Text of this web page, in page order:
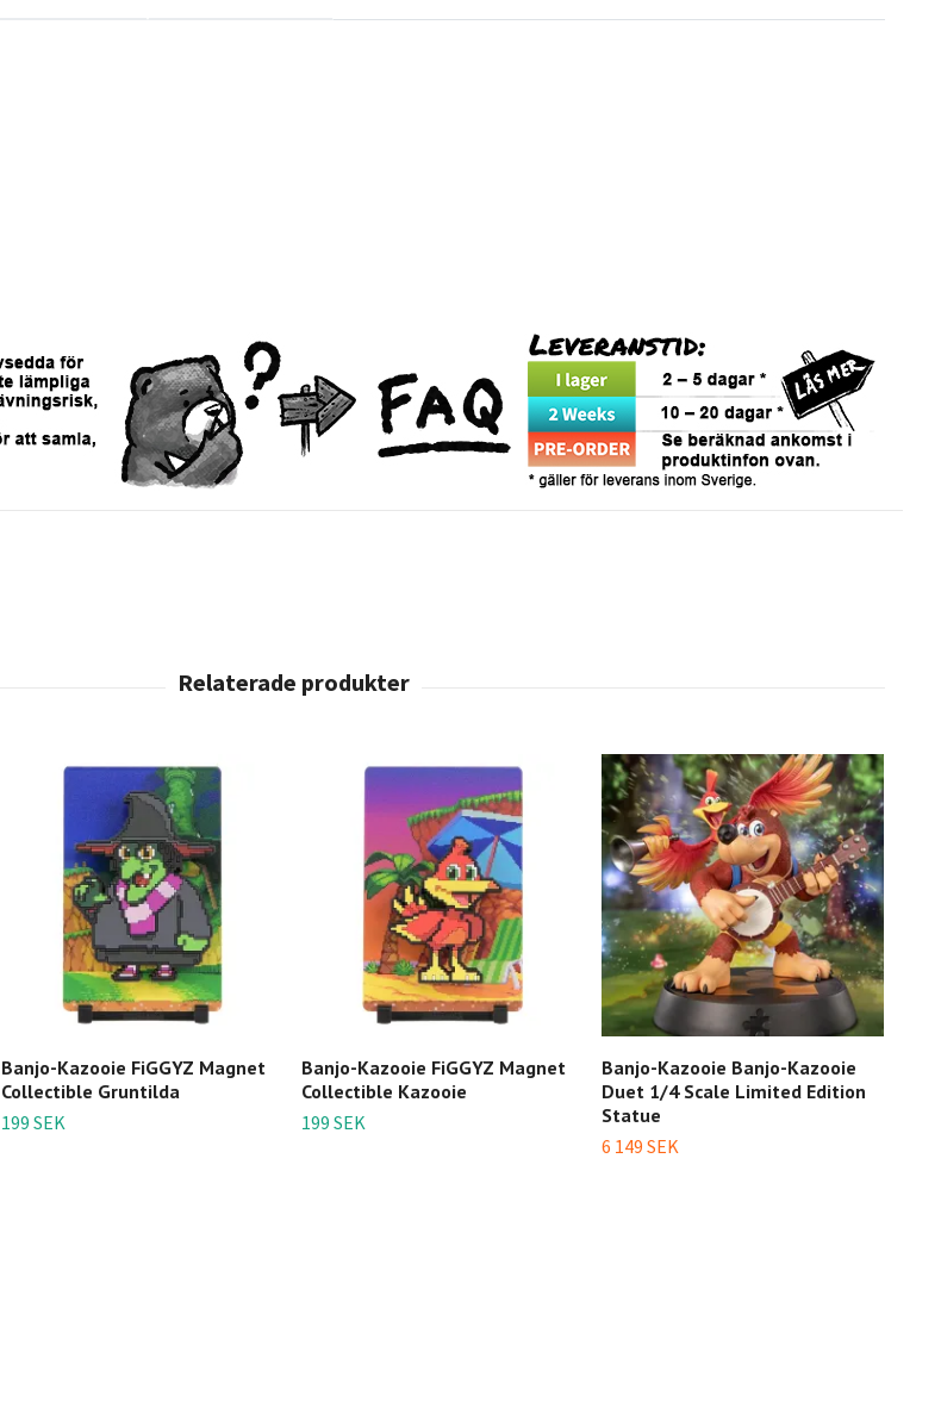
Banjo-Kazooie FiGGYZ Magnet
Collectible Gruntilda
199 SEK
Banjo-Kazooie FiGGYZ Magnet
Collectible Kazooie
199 SEK
Banjo-Kazooie Banjo-Kazooie
Duet 1/4 Scale Limited Edition
Statue
6 149 SEK